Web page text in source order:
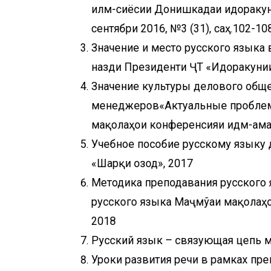
илмӣ-сиёсии Донишкадаи
сентябри 2016, №3 (31), саҳ.102-
Значение и место русского
назди Президенти ҶТ
Значение культуры делового
менеджеров«Актуальные
мақолаҳои конференсияи идмӣ-
Учебное пособие русскому
«Шарқи озод», 2017
Методика преподавания русского
русского языка Маҷмўаи
2018
Русский язык – связующая цепь
Уроки развития речи в рамках